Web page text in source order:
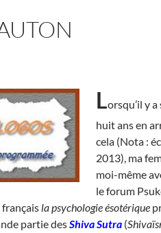
Lorsqu’il y
huit ans en
cela (Nota :
2013), ma
moi-même
le forum
la psychologie ésotérique
partie desShiva Sutra (